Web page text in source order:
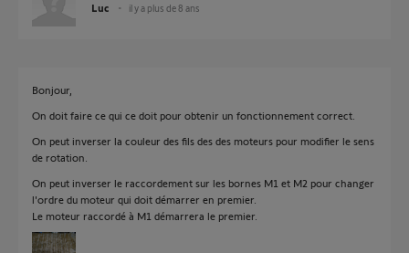
Luc il y a plus de 8 ans
Bonjour,
On doit faire ce qui ce doit pour obtenir un fonctionnement correct.
On peut inverser la couleur des fils des des moteurs pour modifier le sens
de rotation.
On peut inverser le raccordement sur les bornes M1 et M2 pour changer
l'ordre du moteur qui doit démarrer en premier.
Le moteur raccordé à M1 démarrera le premier.